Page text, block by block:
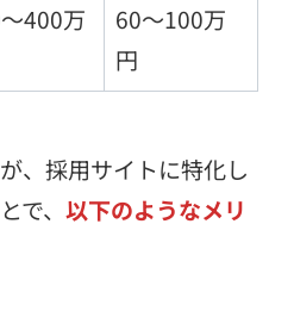
400万
60～100万
円
、採用サイトに特化し
で、 以下のようなメリ